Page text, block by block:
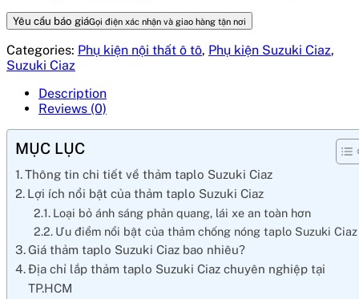
Yêu cầu báo giáGọi điện xác nhận và giao hàng tận nơi
Categories: Phụ kiện nội thất ô tô, Phụ kiện Suzuki Ciaz,
Suzuki Ciaz
Description
Reviews (0)
MỤC LỤC
Thông tin chi tiết về thảm taplo Suzuki Ciaz
Lợi ích nổi bật của thảm taplo Suzuki Ciaz
Loại bỏ ánh sáng phản quang, lái xe an toàn hơn
Ưu điểm nổi bật của thảm chống nóng taplo Suzuki Ciaz
Giá thảm taplo Suzuki Ciaz bao nhiêu?
Địa chỉ lắp thảm taplo Suzuki Ciaz chuyên nghiệp tại
TP.HCM